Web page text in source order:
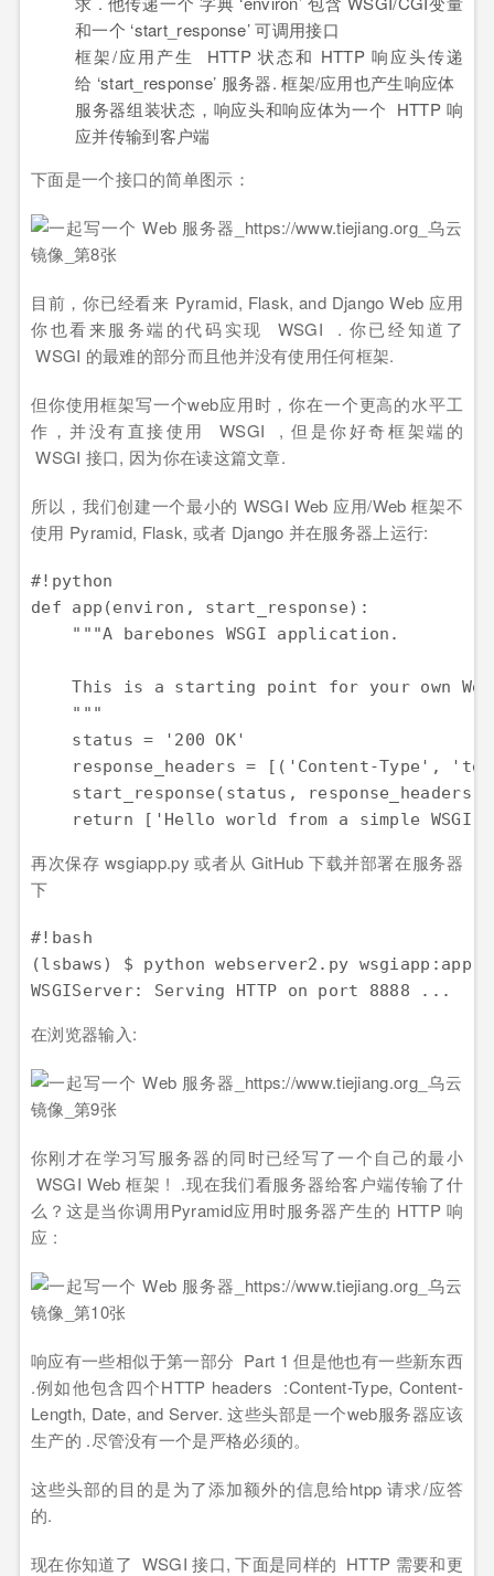
和一个 ‘start_response’ 可调用接口
框架/应用产生 HTTP 状态和 HTTP 响应头传递
给 ‘start_response’ 服务器. 框架/应用也产生响应体
服务器组装状态，响应头和响应体为一个 HTTP 响
应并传输到客户端
下面是一个接口的简单图示：
目前，你已经看来 Pyramid, Flask, and Django Web 应用
你也看来服务端的代码实现 WSGI . 你已经知道了
WSGI 的最难的部分而且他并没有使用任何框架.
但你使用框架写一个web应用时，你在一个更高的水平工
作，并没有直接使用 WSGI , 但是你好奇框架端的
WSGI 接口, 因为你在读这篇文章.
所以，我们创建一个最小的 WSGI Web 应用/Web 框架不
使用 Pyramid, Flask, 或者 Django 并在服务器上运行:
#!python
def app(environ, start_response):
    """A barebones WSGI application.
This is a starting point for your own
    """
    status = '200 OK'
response_headers = [('Content-Type',
    start_response(status, response_headers)
再次保存 wsgiapp.py 或者从 GitHub 下载并部署在服务器
下
#!bash
(lsbaws) $ python webserver2.py wsgiapp:app
在浏览器输入:
你刚才在学习写服务器的同时已经写了一个自己的最小
WSGI Web 框架 ! .现在我们看服务器给客户端传输了什
么？这是当你调用Pyramid应用时服务器产生的 HTTP 响
应 :
响应有一些相似于第一部分 Part 1 但是他也有一些新东西
.例如他包含四个HTTP headers :Content-Type, Content-
Length, Date, and Server. 这些头部是一个web服务器应该
生产的 .尽管没有一个是严格必须的。
这些头部的目的是为了添加额外的信息给htpp 请求/应答
的.
现在你知道了 WSGI 接口, 下面是同样的 HTTP 需要和更